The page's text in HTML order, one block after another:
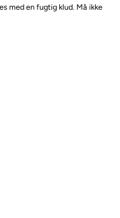
med en fugtig klud. Må ikke